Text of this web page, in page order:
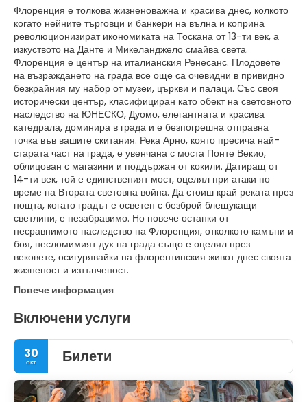
Флоренция е толкова жизненоважна и красива днес, колкото
когато нейните търговци и банкери на вълна и коприна
революционизират икономиката на Тоскана от 13-ти век, а
изкуството на Данте и Микеланджело смайва света.
Флоренция е център на италианския Ренесанс. Плодовете
на възраждането на града все още са очевидни в привидно
безкрайния му набор от музеи, църкви и палаци. Със своя
исторически център, класифициран като обект на световното
наследство на ЮНЕСКО, Дуомо, елегантната и красива
катедрала, доминира в града и е безпогрешна отправна
точка във вашите скитания. Река Арно, която пресича най-
старата част на града, е увенчана с моста Понте Векио,
облицован с магазини и поддържан от кокили. Датиращ от
14-ти век, той е единственият мост, оцелял при атаки по
време на Втората световна война. Да стоиш край реката през
нощта, когато градът е осветен с безброй блещукащи
светлини, е незабравимо. Но повече останки от
несравнимото наследство на Флоренция, отколкото камъни и
боя, несломимият дух на града също е оцелял през
вековете, осигурявайки на флорентинския живот днес своята
жизненост и изтънченост.
Повече информация
Включени услуги
30
окт Билети